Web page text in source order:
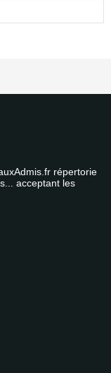
répertorie
acceptant les